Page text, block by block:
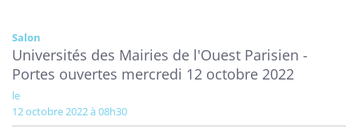
Salon
Universités des Mairies de l'Ouest Parisien -
Portes ouvertes mercredi 12 octobre 2022
le
12 octobre 2022 à 08h30